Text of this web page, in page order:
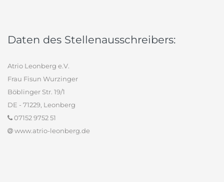
Daten des Stellenausschreibers:
Atrio Leonberg e.V.
Frau Fisun Wurzinger
Böblinger Str. 19/1
DE - 71229, Leonberg
07152 9752 51
www.atrio-leonberg.de